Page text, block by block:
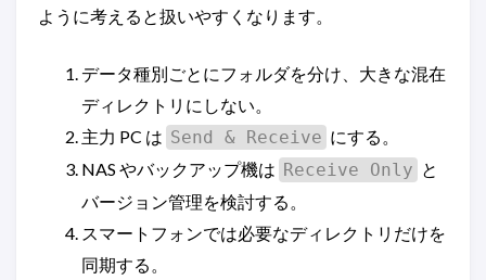
ように考えると扱いやすくなります。
データ種別ごとにフォルダを分け、大きな混在
ディレクトリにしない。
主力 PC は Send & Receive にする。
NAS やバックアップ機は Receive Only と
バージョン管理を検討する。
スマートフォンでは必要なディレクトリだけを
同期する。